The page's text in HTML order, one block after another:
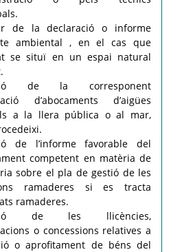
de la declaració o informe
ambiental , en el cas que
se situï en un espai natural
de la corresponent
d’abocaments d’aigües
a la llera pública o al mar,
de l’informe favorable del
competent en matèria de
sobre el pla de gestió de les
ramaderes si es tracta
ramaderes.
de les llicències,
o concessions relatives a
o aprofitament de béns del